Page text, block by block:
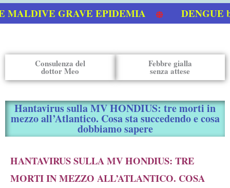
GRAVE EPIDEMIA
DENGUE
Consulenza del
dottor Meo
Febbre gialla
senza attese
Hantavirus sulla MV HONDIUS: tre morti in
mezzo all’Atlantico. Cosa sta succedendo e cosa
dobbiamo sapere
HANTAVIRUS SULLA MV HONDIUS: TRE
MORTI IN MEZZO ALL’ATLANTICO. COSA